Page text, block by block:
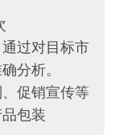
过对目标市
分析。
促销宣传等
包装